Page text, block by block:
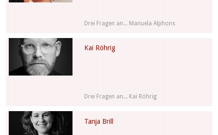
Drei Fragen an... Manuela Alphons
Kai Röhrig
Drei Fragen an... Kai Röhrig
Tanja Brill